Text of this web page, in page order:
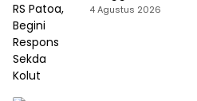
Kolut
4 Agustus 2026